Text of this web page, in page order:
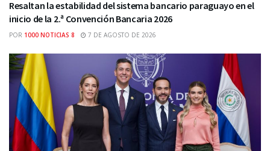
Resaltan la estabilidad del sistema bancario paraguayo en el
inicio de la 2.ª Convención Bancaria 2026
POR 1000 NOTICIAS 8 7 DE AGOSTO DE 2026